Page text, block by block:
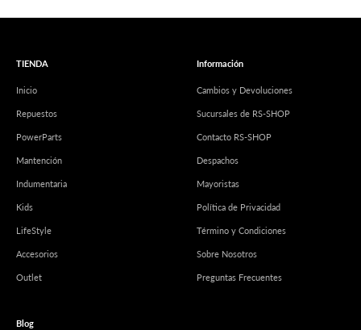
TIENDA
Inicio
Repuestos
PowerParts
Mantención
Indumentaria
Kids
LifeStyle
Accesorios
Outlet
Información
Cambios y Devoluciones
Sucursales de RS-SHOP
Contacto RS-SHOP
Despachos
Mayoristas
Política de Privacidad
Término y Condiciones
Sobre Nosotros
Preguntas Frecuentes
Blog